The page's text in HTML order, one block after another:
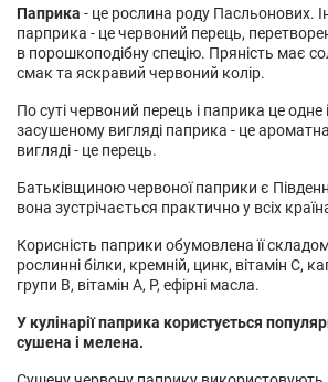
Паприка - це рослина роду Пасльонових.
парприка - це червоний перець,
в порошкоподібну спецію. Пряність має
смак та яскравий червоний колір.
По суті червоний перець і паприка це одне
засушеному вигляді паприка - це
вигляді - це перець.
Батьківщиною червоної паприки є
вона зустрічається практично у всіх
Корисність паприки обумовлена її
рослинні білки, кремній, цинк, вітамін С,
групи В, вітамін А, Р, ефірні масла.
У кулінарії паприка користується
сушена і мелена.